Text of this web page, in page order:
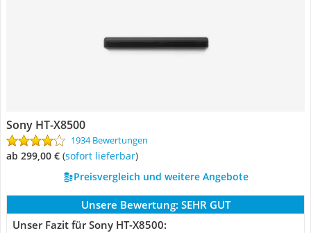
Sony HT-X8500
1934 Bewertungen
ab 299,00 € ( Sofort lieferbar)
Preisvergleich und weitere Angebote
Unsere Bewertung: SEHR GUT
Unser Fazit für Sony HT-X8500: